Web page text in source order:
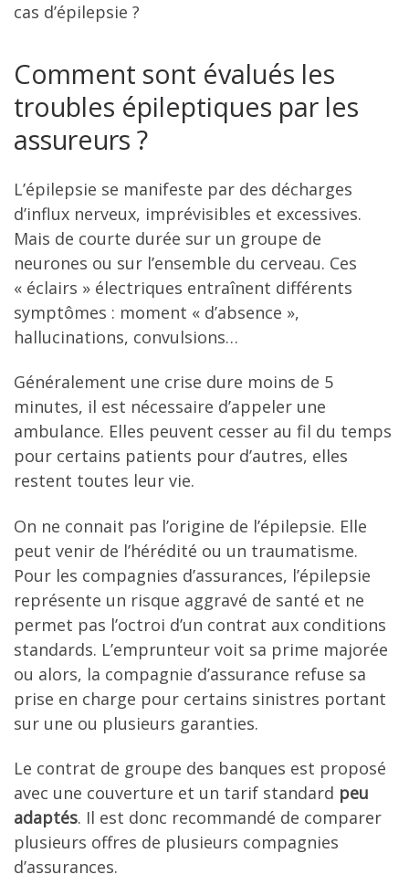
cas d’épilepsie ?
Comment sont évalués les
troubles épileptiques par les
assureurs ?
L’épilepsie se manifeste par des décharges
d’influx nerveux, imprévisibles et excessives.
Mais de courte durée sur un groupe de
neurones ou sur l’ensemble du cerveau. Ces
« éclairs » électriques entraînent différents
symptômes : moment « d’absence »,
hallucinations, convulsions…
Généralement une crise dure moins de 5
minutes, il est nécessaire d’appeler une
ambulance. Elles peuvent cesser au fil du temps
pour certains patients pour d’autres, elles
restent toutes leur vie.
On ne connait pas l’origine de l’épilepsie. Elle
peut venir de l’hérédité ou un traumatisme.
Pour les compagnies d’assurances, l’épilepsie
représente un risque aggravé de santé et ne
permet pas l’octroi d’un contrat aux conditions
standards. L’emprunteur voit sa prime majorée
ou alors, la compagnie d’assurance refuse sa
prise en charge pour certains sinistres portant
sur une ou plusieurs garanties.
Le contrat de groupe des banques est proposé
avec une couverture et un tarif standard peu
adaptés. Il est donc recommandé de comparer
plusieurs offres de plusieurs compagnies
d’assurances.